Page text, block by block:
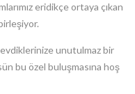
eridikçe ortaya çıkan
unutulmaz bir
bu özel buluşmasına hoş